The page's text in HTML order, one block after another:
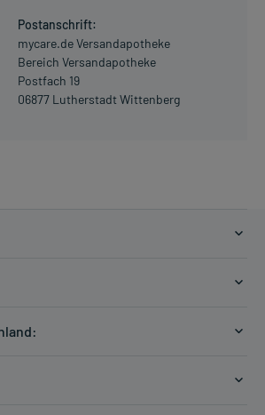
Postanschrift:
mycare.de Versandapotheke
Bereich Versandapotheke
Postfach 19
06877 Lutherstadt Wittenberg